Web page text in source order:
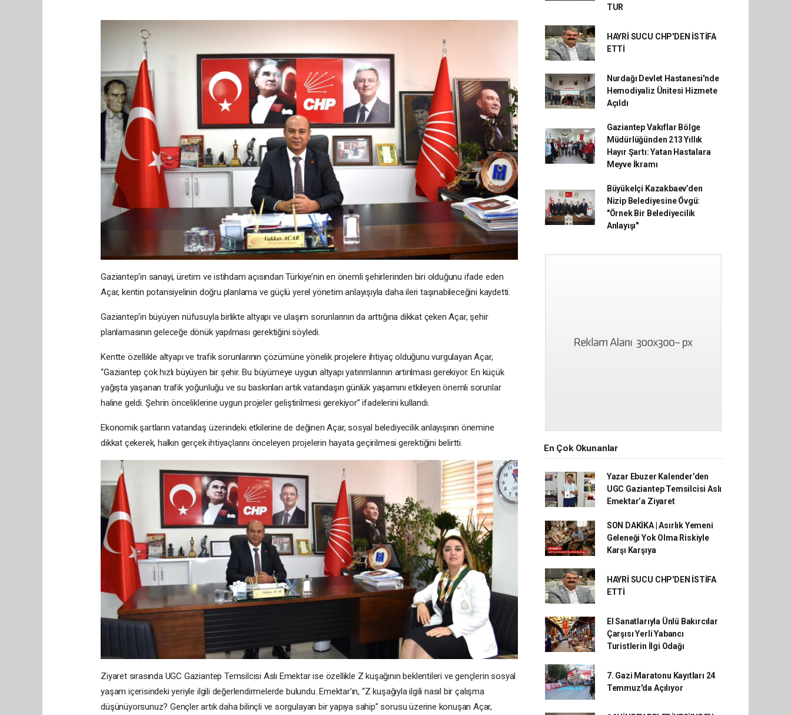
Gaziantep’in sanayi, üretim ve istihdam açısından Türkiye’nin en önemli şehirlerinden biri olduğunu ifade eden
Açar, kentin potansiyelinin doğru planlama ve güçlü yerel yönetim anlayışıyla daha ileri taşınabileceğini kaydetti.
Gaziantep’in büyüyen nüfusuyla birlikte altyapı ve ulaşım sorunlarının da arttığına dikkat çeken Açar, şehir
planlamasının geleceğe dönük yapılması gerektiğini söyledi.
Kentte özellikle altyapı ve trafik sorunlarının çözümüne yönelik projelere ihtiyaç olduğunu vurgulayan Açar,
“Gaziantep çok hızlı büyüyen bir şehir. Bu büyümeye uygun altyapı yatırımlarının artırılması gerekiyor. En küçük
yağışta yaşanan trafik yoğunluğu ve su baskınları artık vatandaşın günlük yaşamını etkileyen önemli sorunlar
haline geldi. Şehrin önceliklerine uygun projeler geliştirilmesi gerekiyor” ifadelerini kullandı.
Ekonomik şartların vatandaş üzerindeki etkilerine de değinen Açar, sosyal belediyecilik anlayışının önemine
dikkat çekerek, halkın gerçek ihtiyaçlarını önceleyen projelerin hayata geçirilmesi gerektiğini belirtti.
Ziyaret sırasında UGC Gaziantep Temsilcisi Aslı Emektar ise özellikle Z kuşağının beklentileri ve gençlerin sosyal
yaşam içerisindeki yeriyle ilgili değerlendirmelerde bulundu. Emektar’ın, “Z kuşağıyla ilgili nasıl bir çalışma
düşünüyorsunuz? Gençler artık daha bilinçli ve sorgulayan bir yapıya sahip” sorusu üzerine konuşan Açar,
TUR
HAYRİ SUCU CHP'DEN İSTİFA
ETTİ
Nurdağı Devlet Hastanesi'nde
Hemodiyaliz Ünitesi Hizmete
Açıldı
Gaziantep Vakıflar Bölge
Müdürlüğünden 213 Yıllık
Hayır Şartı: Yatan Hastalara
Meyve İkramı
Büyükelçi Kazakbaev’den
Nizip Belediyesine Övgü:
"Örnek Bir Belediyecilik
Anlayışı"
En Çok Okunanlar
Yazar Ebuzer Kalender’den
UGC Gaziantep Temsilcisi Aslı
Emektar’a Ziyaret
SON DAKİKA | Asırlık Yemeni
Geleneği Yok Olma Riskiyle
Karşı Karşıya
HAYRİ SUCU CHP'DEN İSTİFA
ETTİ
El Sanatlarıyla Ünlü Bakırcılar
Çarşısı Yerli Yabancı
Turistlerin İlgi Odağı
7. Gazi Maratonu Kayıtları 24
Temmuz'da Açılıyor